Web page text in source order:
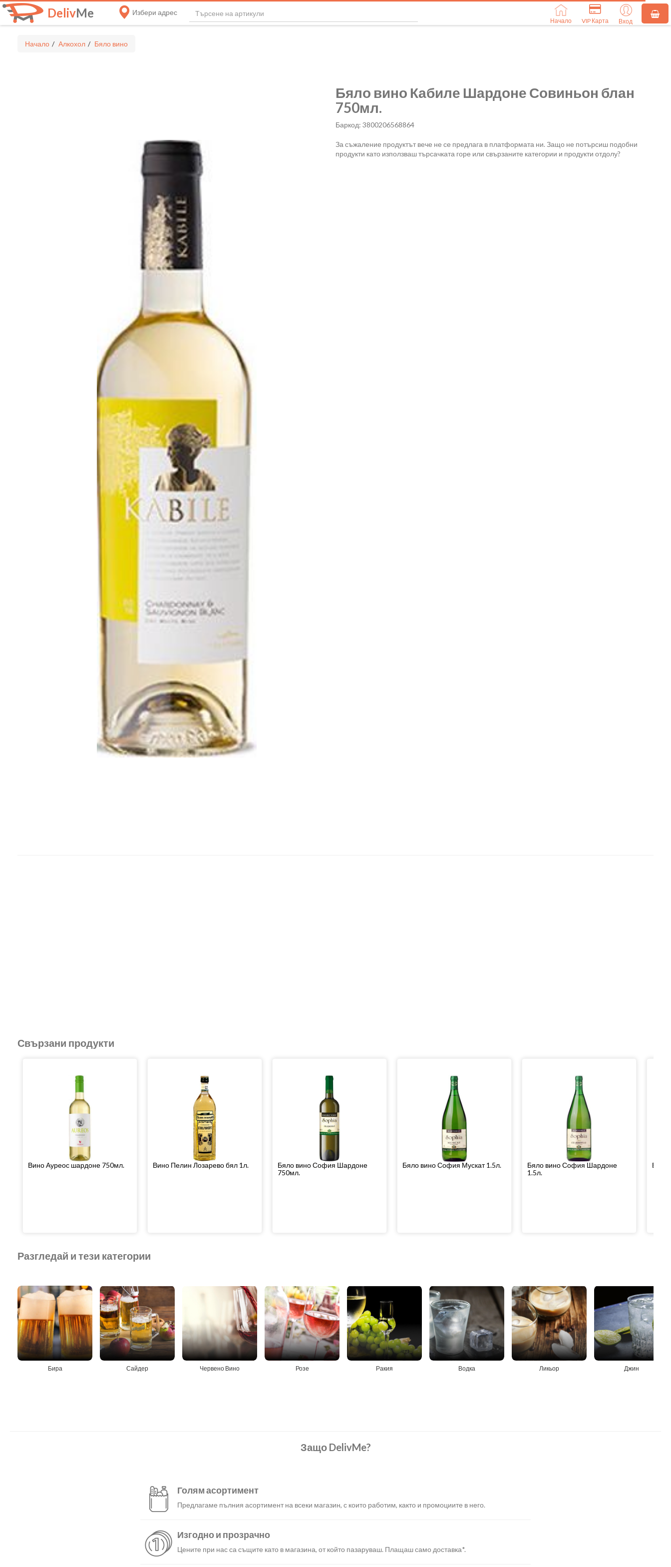
DelivMe Избери адрес
Начало VIP Карта Вход
Начало Алкохол Бяло вино
Бяло вино Кабиле Шардоне Совиньон блан
750мл.
Баркод: 3800206568864
За съжаление продуктът вече не се предлага в платформата ни. Защо не потърсиш подобни
продукти като използваш търсачката горе или свързаните категории и продукти отдолу?
Свързани продукти
Вино Ауреос шардоне 750мл. Вино Пелин Лозарево бял 1л.
Бяло вино София Шардоне
750мл.
Бяло вино София Мускат 1.5л.
Бяло вино София Шардоне
1.5л.
Бяло
Разгледай и тези категории
Бира Сайдер Червено Вино Розе Ракия Водка Ликьор Джин
Защо DelivMe?
Голям асортимент
Предлагаме пълния асортимент на всеки магазин, с които работим, както и промоциите в него.
Изгодно и прозрачно
Цените при нас са същите като в магазина, от който пазаруваш. Плащаш само доставка*.